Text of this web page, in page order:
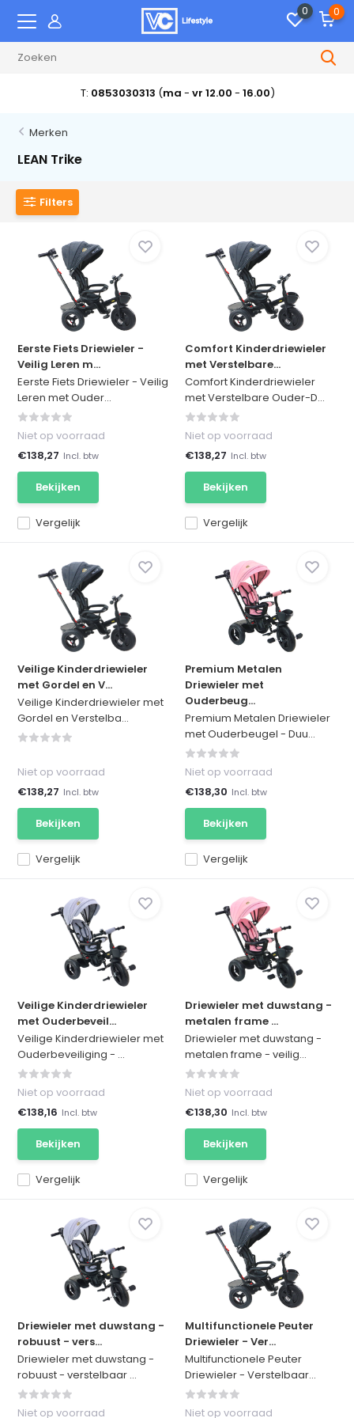
0 0
T: 0853030313 (ma - vr 12.00 - 16.00)
Merken
LEAN Trike
Filters
Eerste Fiets Driewieler -
Veilig Leren m...
Eerste Fiets Driewieler - Veilig
Leren met Ouder...
Vergelijk
Niet op voorraad
€138,27 Incl. btw
Bekijken
Comfort Kinderdriewieler
met Verstelbare...
Comfort Kinderdriewieler
met Verstelbare Ouder-D...
Vergelijk
Niet op voorraad
€138,27 Incl. btw
Bekijken
Veilige Kinderdriewieler
met Gordel en V...
Veilige Kinderdriewieler met
Gordel en Verstelba...
Vergelijk
Niet op voorraad
€138,27 Incl. btw
Bekijken
Premium Metalen
Driewieler met
Ouderbeug...
Premium Metalen Driewieler
met Ouderbeugel - Duu...
Vergelijk
Niet op voorraad
€138,30 Incl. btw
Bekijken
Veilige Kinderdriewieler
met Ouderbeveil...
Veilige Kinderdriewieler met
Ouderbeveiliging - ...
Vergelijk
Niet op voorraad
€138,16 Incl. btw
Bekijken
Driewieler met duwstang -
metalen frame ...
Driewieler met duwstang -
metalen frame - veilig...
Vergelijk
Niet op voorraad
€138,30 Incl. btw
Bekijken
Driewieler met duwstang -
robuust - vers...
Driewieler met duwstang -
robuust - verstelbaar ...
Niet op voorraad
Multifunctionele Peuter
Driewieler - Ver...
Multifunctionele Peuter
Driewieler - Verstelbaar...
Niet op voorraad